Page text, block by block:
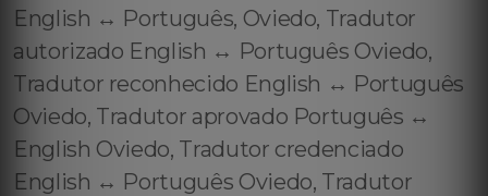
English ↔️ Português, Oviedo, Tradutor
autorizado English ↔️ Português Oviedo,
Tradutor reconhecido English ↔️ Português
Oviedo, Tradutor aprovado Português ↔️
English Oviedo, Tradutor credenciado
English ↔️ Português Oviedo, Tradutor